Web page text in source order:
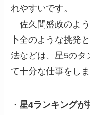
れやすいです。
佐久間盛政のよ
卜全のような挑発
法などは、星5のタ
て十分な仕事をしま
・星4ランキングが